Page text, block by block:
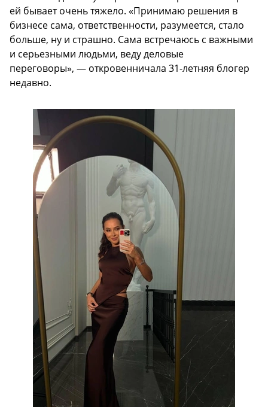
ей бывает очень тяжело. «Принимаю решения в
бизнесе сама, ответственности, разумеется, стало
больше, ну и страшно. Сама встречаюсь с важными
и серьезными людьми, веду деловые
переговоры», — откровенничала 31-летняя блогер
недавно.